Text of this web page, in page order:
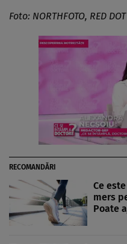
Foto: NORTHFOTO, RED DOT
RECOMANDĂRI
Ce
mers
Poate